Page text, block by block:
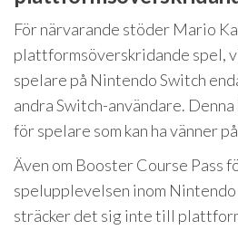
För närvarande stöder Mario
plattformsöverskridande spel,
spelare på Nintendo Switch
andra Switch-användare.
för spelare som kan ha vänner
Även om Booster Course Pass
spelupplevelsen inom
sträcker det sig inte till